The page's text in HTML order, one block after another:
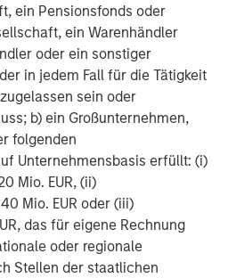
ein Pensionsfonds oder
ein Warenhändler
oder ein sonstiger
in jedem Fall für die Tätigkeit
sein oder
b) ein Großunternehmen,
folgenden
Unternehmensbasis erfüllt: (i)
Mio. EUR, (ii)
Mio. EUR oder (iii)
das für eigene Rechnung
oder regionale
Stellen der staatlichen